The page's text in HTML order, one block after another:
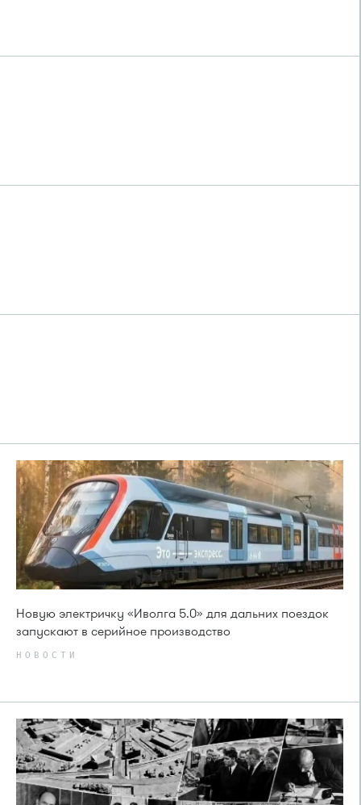
Новую электричку «Иволга 5.0» для дальних поездок
запускают в серийное производство
НОВОСТИ